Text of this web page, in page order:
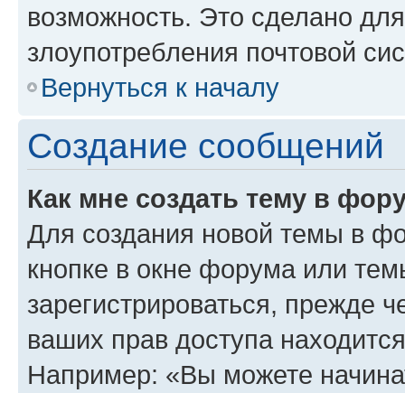
возможность. Это сделано
злоупотребления почтовой
Вернуться к началу
Создание сообщений
Как мне создать тему в
Для создания новой темы в
кнопке в окне форума или
зарегистрироваться, прежде
ваших прав доступа
Например: «Вы можете